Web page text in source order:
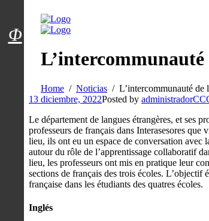
Menú usuarios
L’intercommunauté
Home Noticias
L’intercommunauté de
13 diciembre, 2022Posted by
Le département de langues étrangères, et ses
professeurs de français dans Interasesores
lieu, ils ont eu un espace de conversation avec
autour du rôle de l’apprentissage collaboratif
lieu, les professeurs ont mis en pratique leur
sections de français des trois écoles. L’objectif
française dans les étudiants des quatres écoles.
Inglés
Φ